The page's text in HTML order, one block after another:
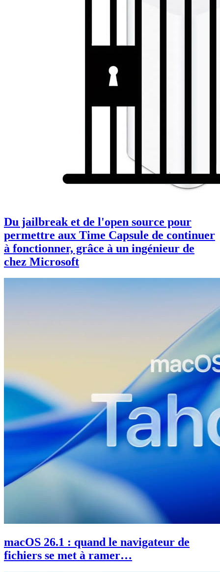
Du jailbreak et de l'open source pour
permettre aux Time Capsule de continuer
à fonctionner, grâce à un ingénieur de
chez Microsoft
macOS 26.1 : quand le navigateur de
fichiers se met à ramer…